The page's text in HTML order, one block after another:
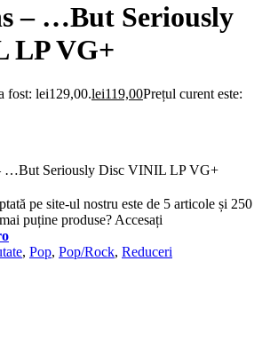
– …But Seriously
LP VG+
fost: lei129,00.lei119,00Prețul curent este:
…But Seriously Disc VINIL LP VG+
pe site-ul nostru este de 5 articole și 250
puține produse? Accesați
, Pop, Pop/Rock, Reduceri